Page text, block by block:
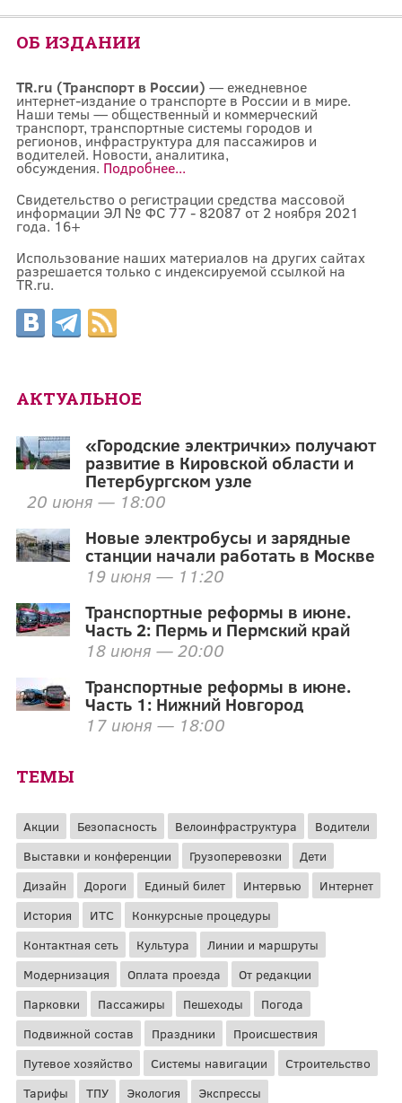
ОБ ИЗДАНИИ
TR.ru (Транспорт в России) — ежедневное
интернет-издание о транспорте в России и в мире.
Наши темы — общественный и коммерческий
транспорт, транспортные системы городов и
регионов, инфраструктура для пассажиров и
водителей. Новости, аналитика,
обсуждения. Подробнее...
Свидетельство о регистрации средства массовой
информации ЭЛ № ФС 77 - 82087 от 2 ноября 2021
года. 16+
Использование наших материалов на других сайтах
разрешается только с индексируемой ссылкой на
TR.ru.
АКТУАЛЬНОЕ
«Городские электрички» получают
развитие в Кировской области и
Петербургском узле
20 июня — 18:00
Новые электробусы и зарядные
станции начали работать в Москве
19 июня — 11:20
Транспортные реформы в июне.
Часть 2: Пермь и Пермский край
18 июня — 20:00
Транспортные реформы в июне.
Часть 1: Нижний Новгород
17 июня — 18:00
ТЕМЫ
Акции Безопасность Велоинфраструктура
Водители
Выставки и конференции
Грузоперевозки
Дети
Дизайн
Дороги Единый билет Интервью
Интернет
История
ИТС
Конкурсные процедуры
Контактная сеть
Культура
Линии и маршруты
Модернизация
Оплата проезда
От редакции
Парковки
Пассажиры Пешеходы
Погода
Подвижной состав
Праздники
Происшествия
Путевое хозяйство
Системы навигации
Строительство
Тарифы
ТПУ Экология Экспрессы